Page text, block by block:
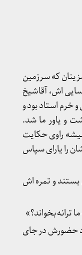
که سرزمین
اش، آقاشیخ
خرم استاد بود و
و یاور ما شد.
راوی حکایت
را یارای سپاس
و تمره اش
ترانه بخواند؟»
حضورش در جای